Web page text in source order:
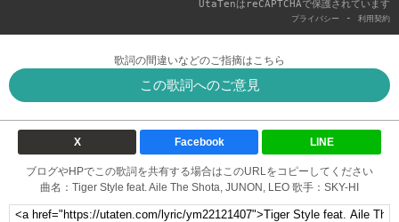
UtaTenはreCAPTCHAで保護されています
プライバシー - 利用契約
歌詞の間違いなどのご指摘はこちら
この歌詞へのご意見
X Facebook LINE
ブログやHPでこの歌詞を共有する場合はこのURLをコピーしてください
曲名：Tiger Style feat. Aile The Shota, JUNON, LEO 歌手：SKY-HI